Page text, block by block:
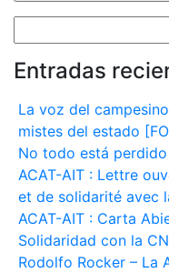
Entradas
La voz del
mistes del estado
No todo está perdido
ACAT-AIT : Lettre
et de solidarité avec
ACAT-AIT : Carta
Solidaridad con la
Rodolfo Rocker – La